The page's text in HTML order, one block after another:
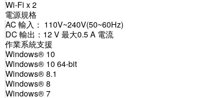
Wi-Fi x 2
電源規格
AC 輸入： 110V~240V(50~60Hz)
DC 輸出：12 V 最大0.5 A 電流
作業系統支援
Windows® 10
Windows® 10 64-bit
Windows® 8.1
Windows® 8
Windows® 7